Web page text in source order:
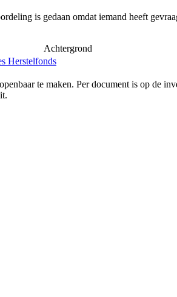
is gedaan omdat iemand heeft
Achtergrond
Herstelfonds
te maken. Per document is op de